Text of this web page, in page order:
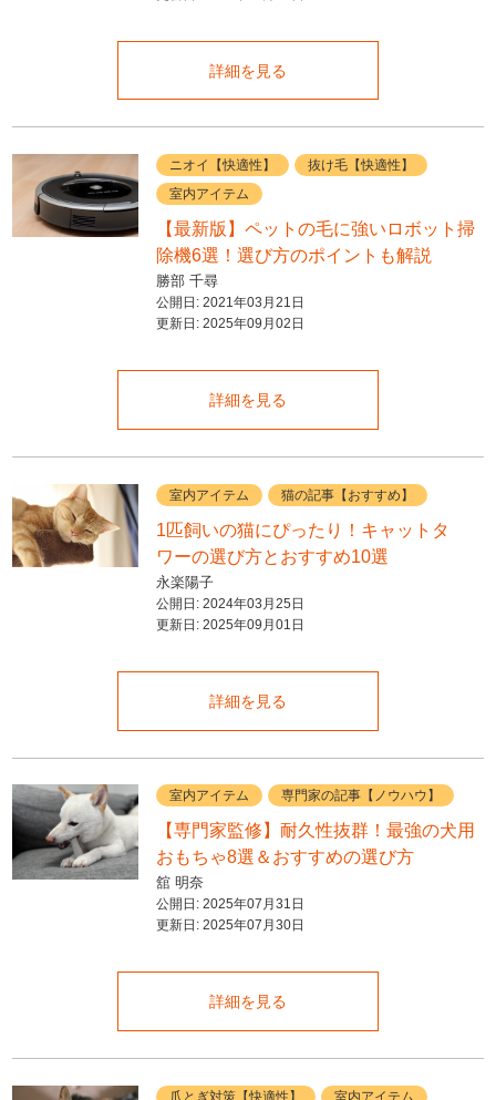
詳細を見る
ニオイ【快適性】
抜け毛【快適性】
室内アイテム
【最新版】ペットの毛に強いロボット掃
除機6選！選び方のポイントも解説
勝部 千尋
公開日: 2021年03月21日
更新日: 2025年09月02日
詳細を見る
室内アイテム 猫の記事【おすすめ】
1匹飼いの猫にぴったり！キャットタ
ワーの選び方とおすすめ10選
永楽陽子
公開日: 2024年03月25日
更新日: 2025年09月01日
詳細を見る
室内アイテム 専門家の記事【ノウハウ】
【専門家監修】耐久性抜群！最強の犬用
おもちゃ8選＆おすすめの選び方
舘 明奈
公開日: 2025年07月31日
更新日: 2025年07月30日
詳細を見る
爪とぎ対策【快適性】
室内アイテム